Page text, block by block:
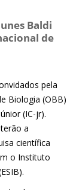
Baldi
de
pela
Biologia (OBB)
(IC-jr).
a
científica
o Instituto